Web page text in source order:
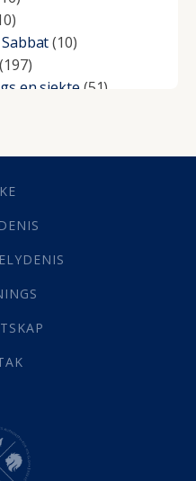
(10)
(197)
en siekte (51)
(10)
(4)
(3)
(1)